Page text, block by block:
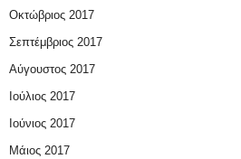
Οκτώβριος 2017
Σεπτέμβριος 2017
Αύγουστος 2017
Ιούλιος 2017
Ιούνιος 2017
Μάιος 2017